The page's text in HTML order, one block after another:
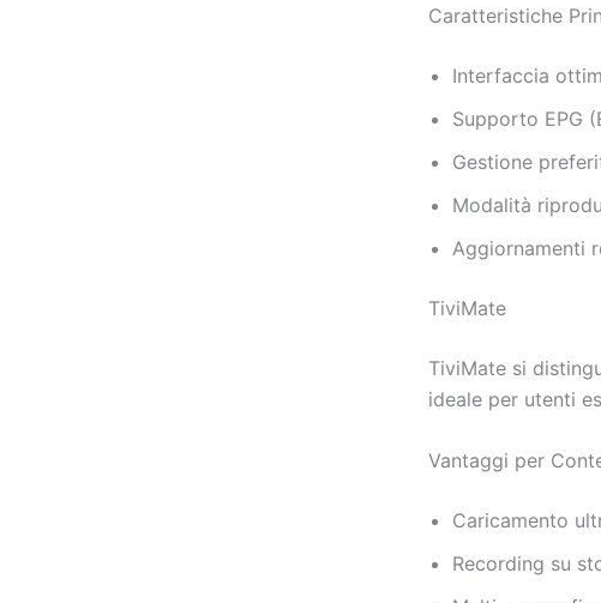
Caratteristiche
Interfaccia
Supporto EPG
Gestione
Modalità
Aggiornamenti
TiviMate
TiviMate si
ideale per utenti
Vantaggi per
Caricamento
Recording su